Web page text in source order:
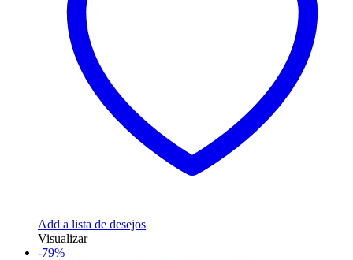
Add a lista de desejos
Visualizar
-79%